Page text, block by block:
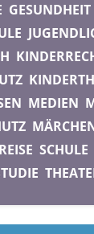
GESUNDHEIT
MEDIEN
REISE SCHULE